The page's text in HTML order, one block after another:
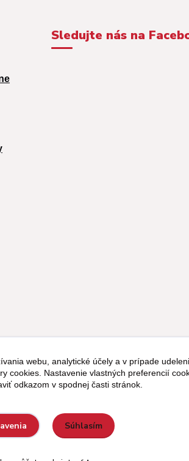
Sledujte nás na
webu, analytické účely a v prípade
cookies. Nastavenie vlastných preferencií
odkazom v spodnej časti stránok.
Súhlasím